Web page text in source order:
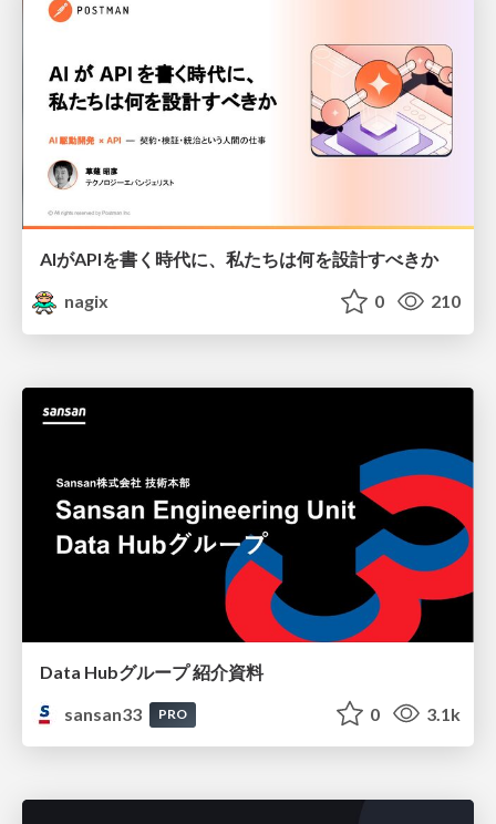
AIがAPIを書く時代に、私たちは何を設計すべきか
nagix
0 210
Data Hubグループ 紹介資料
sansan33
PRO 0 3.1k